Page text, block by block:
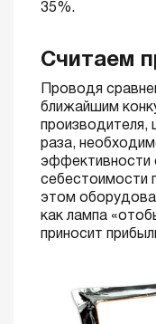
35%.
Считаем
Проводя
ближайшим
производителя,
раза,
эффективности
себестоимости
этом
как лампа
приносит